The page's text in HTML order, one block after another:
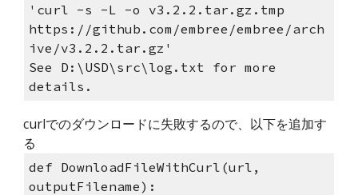
'curl -s -L -o v3.2.2.tar.gz.tmp
https://github.com/embree/embree/arch
ive/v3.2.2.tar.gz'
See D:\USD\src\log.txt for more
details.
curlでのダウンロードに失敗するので、以下を追加す
る
def DownloadFileWithCurl(url,
outputFilename):